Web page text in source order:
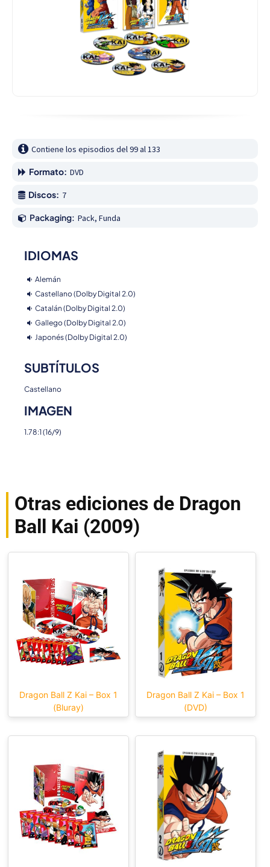
Contiene los episodios del 99 al 133
Formato: DVD
Discos: 7
Packaging: Pack, Funda
IDIOMAS
Alemán
Castellano (Dolby Digital 2.0)
Catalán (Dolby Digital 2.0)
Gallego (Dolby Digital 2.0)
Japonés (Dolby Digital 2.0)
SUBTÍTULOS
Castellano
IMAGEN
1.78:1 (16/9)
Otras ediciones de Dragon
Ball Kai (2009)
Dragon Ball Z Kai – Box 1
(Bluray)
Dragon Ball Z Kai – Box 1
(DVD)